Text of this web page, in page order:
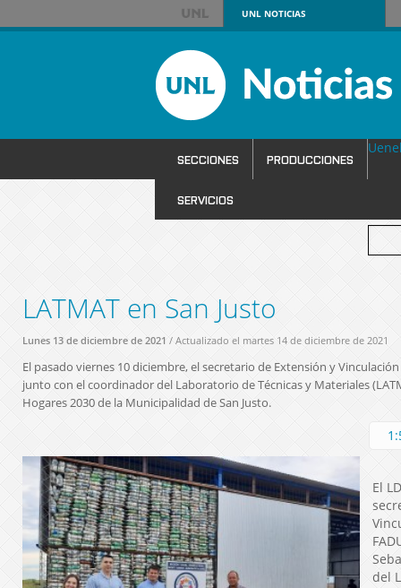
UNLNOTICIAS
SECCIONES PRODUCCIONES
SERVICIOS
LATMAT en San Justo
Lunes 13 de diciembre de 2021 / Actualizado el martes 14 de diciembre de 2021
El pasado viernes 10 diciembre, el secretario de Extensión y
junto con el coordinador del Laboratorio de Técnicas y Materiales
Hogares 2030 de la Municipalidad de San Justo.
El
del